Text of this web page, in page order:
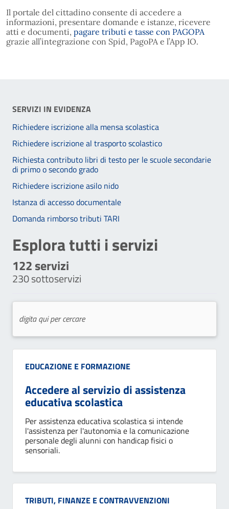
Il portale del cittadino consente di accedere a
informazioni, presentare domande e istanze, ricevere
atti e documenti, pagare tributi e tasse con PAGOPA
grazie all’integrazione con Spid, PagoPA e l’App IO.
Esplora tutti i servizi
122servizi
230sottoservizi
Categoria:
EDUCAZIONE E FORMAZIONE
Accedere al servizio di assistenza
educativa scolastica
Per assistenza educativa scolastica si intende
l'assistenza per l'autonomia e la comunicazione
personale degli alunni con handicap fisici o
sensoriali.
Categoria:
TRIBUTI, FINANZE E CONTRAVVENZIONI
SERVIZI IN EVIDENZA
Richiedere iscrizione alla mensa scolastica
Richiedere iscrizione al trasporto scolastico
Richiesta contributo libri di testo per le scuole secondarie
di primo o secondo grado
Richiedere iscrizione asilo nido
Istanza di accesso documentale
Domanda rimborso tributi TARI